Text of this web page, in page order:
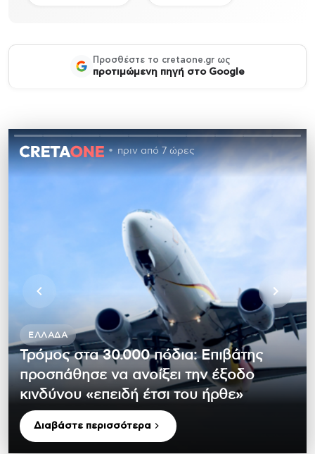
Προσθέστε το cretaone.gr ως
προτιμώμενη πηγή στο Google
πριν από 7 ώρες
ΕΛΛΆΔΑ
Τρόμος στα 30.000 πόδια: Επιβάτης
προσπάθησε να ανοίξει την έξοδο
κινδύνου «επειδή έτσι του ήρθε»
Διαβάστε περισσότερα